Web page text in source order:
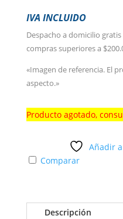
IVA INCLUIDO
Despacho a domicilio
compras superiores a
«Imagen de referencia. El
aspecto.»
Producto agotado,
Añadir
Comparar
Descripción